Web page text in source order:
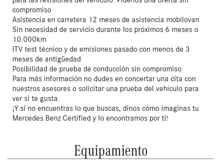
compromiso
Asistencia en carretera 12 meses de asistencia mobilovan
Sin necesidad de servicio durante los próximos 6 meses o
10.000km
ITV test técnico y de emisiones pasado con menos de 3
meses de antigüedad
Posibilidad de prueba de conducción sin compromiso
Para más información no dudes en concertar una cita con
nuestros asesores o solicitar una prueba del vehículo para
ver si te gusta.
¡Y si no encuentras lo que buscas, dinos cómo imaginas tu
Mercedes Benz Certified y lo encontramos por ti!
Equipamiento